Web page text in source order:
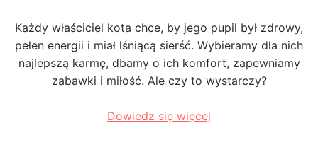
Każdy właściciel kota chce, by jego pupil był zdrowy,
pełen energii i miał lśniącą sierść. Wybieramy dla nich
najlepszą karmę, dbamy o ich komfort, zapewniamy
zabawki i miłość. Ale czy to wystarczy?
Dowiedz się więcej